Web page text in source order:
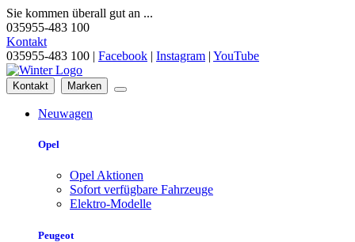
Sie kommen überall gut an ...
035955-483 100
Kontakt
035955-483 100 | Facebook | Instagram | YouTube
Kontakt Marken
Neuwagen
Opel
Opel Aktionen
Sofort verfügbare Fahrzeuge
Elektro-Modelle
Peugeot